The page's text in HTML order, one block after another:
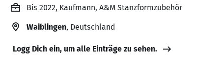
Bis 2022, Kaufmann, A&M Stanzformzubehör
Waiblingen, Deutschland
Logg Dich ein, um alle Einträge zu sehen.